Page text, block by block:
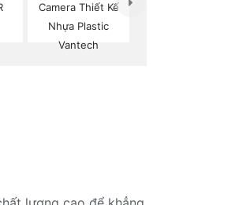
Camera Thiết Kế
Nhựa Plastic
Vantech